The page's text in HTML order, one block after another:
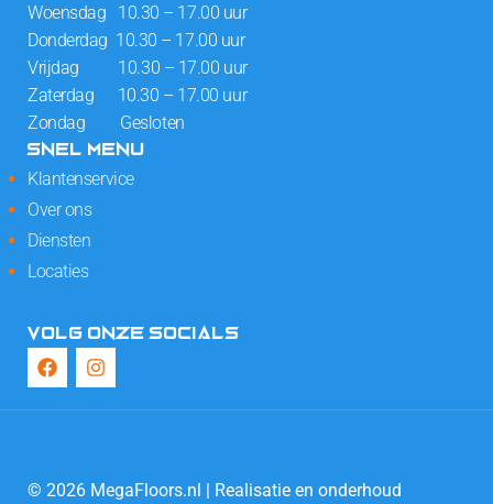
Woensdag 10.30 – 17.00 uur
Donderdag 10.30 – 17.00 uur
Vrijdag 10.30 – 17.00 uur
Zaterdag 10.30 – 17.00 uur
Zondag Gesloten
SNEL MENU
Klantenservice
Over ons
Diensten
Locaties
VOLG ONZE SOCIALS
© 2026 MegaFloors.nl | Realisatie en onderhoud